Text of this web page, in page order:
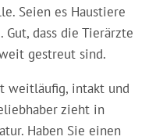
Seien es Haustiere
dass die Tierärzte
gestreut sind.
weitläufig, intakt und
zieht in
Haben Sie einen